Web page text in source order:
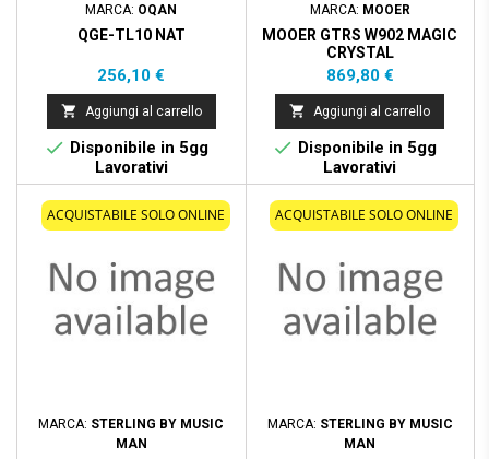
MARCA: OQAN
QGE-TL10 NAT
Prezzo
256,10 €
 Aggiungi al carrello
 Disponibile in 5gg
Lavorativi
MARCA: MOOER
MOOER GTRS W902 MAGIC
CRYSTAL
Prezzo
869,80 €
 Aggiungi al carrello
 Disponibile in 5gg
Lavorativi
ACQUISTABILE SOLO ONLINE
MARCA: STERLING BY MUSIC
MAN
ACQUISTABILE SOLO ONLINE
MARCA: STERLING BY MUSIC
MAN